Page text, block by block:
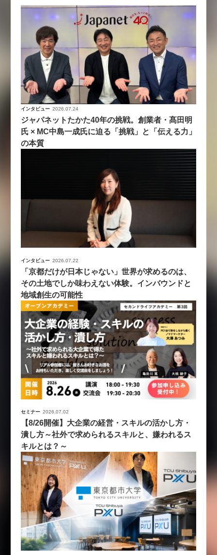
インタビュー 2026.07.24
ジャパネットたかた40年の挑戦。創業者・髙田明
氏 × MC中島一成氏に迫る「挑戦」と「伝える力」
の本質
インタビュー 2026.07.22
「京都だけが日本じゃない」世界が求めるのは、
その土地でしか味わえない体験。インバウンドと
地域創生の可能性
セミナー 2026.07.02
【8/26開催】大企業の経営・スキルの活かし方・
潰し方～社外で求められるスキルと、嫌われるス
キルとは？～